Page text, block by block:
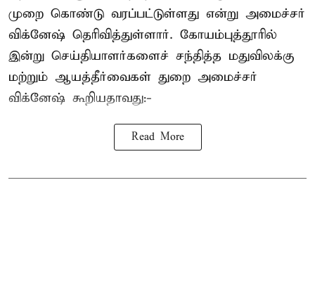
முறை கொண்டு வரப்பட்டுள்ளது என்று அமைச்சர்
விக்னேஷ் தெரிவித்துள்ளார். கோயம்புத்தூரில்
இன்று செய்தியாளர்களைச் சந்தித்த மதுவிலக்கு
மற்றும் ஆயத்தீர்வைகள் துறை அமைச்சர்
விக்னேஷ் கூறியதாவது:-
Read More